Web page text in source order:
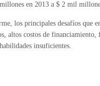
en 2013 a $ 2 mil
los principales desafíos que
altos costos de
insuficientes.